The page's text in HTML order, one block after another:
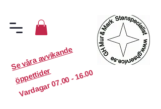
S
e
v
år
a
a
v
vi
k
a
n
d
e
ö
p
p
etti
d
er
Vardagar
07.00 - 16.00